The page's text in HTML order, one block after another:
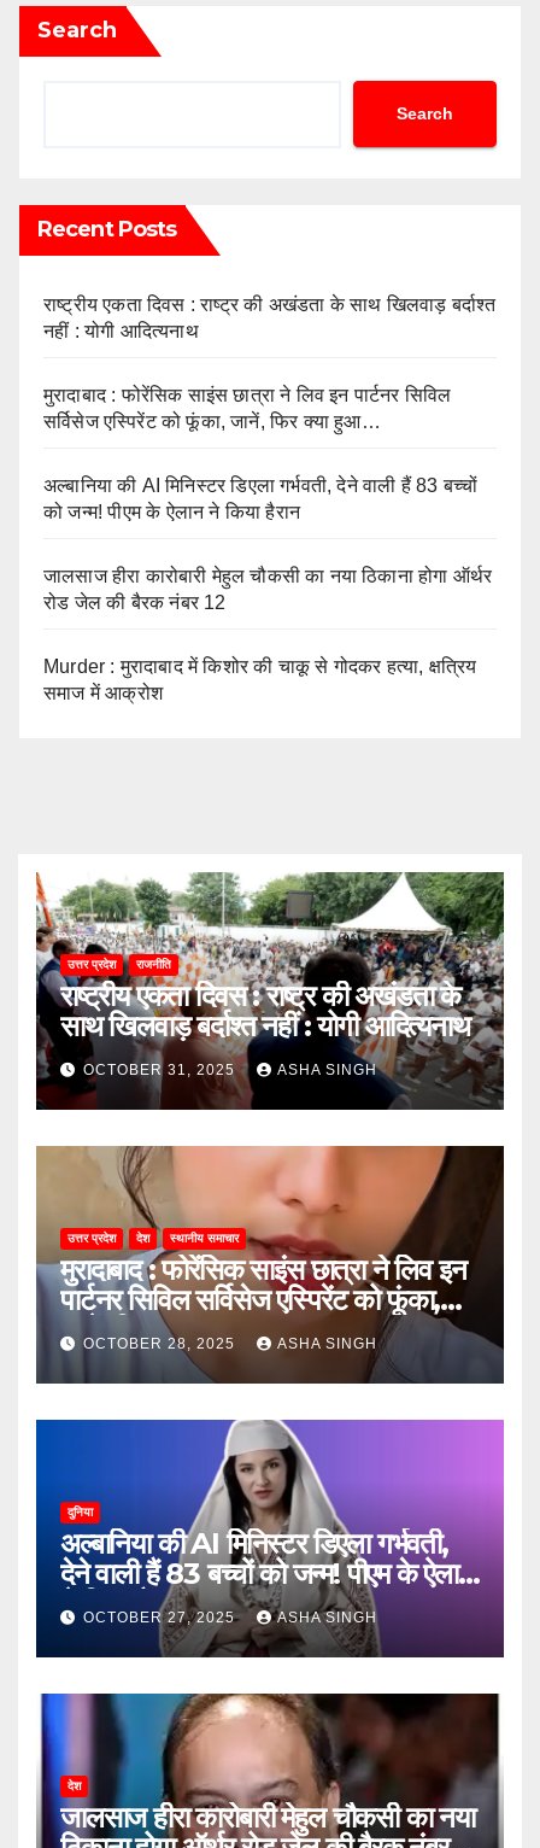
Search
Search
Recent Posts
राष्ट्रीय एकता दिवस : राष्ट्र की अखंडता के साथ खिलवाड़ बर्दाश्त
नहीं : योगी आदित्यनाथ
मुरादाबाद : फोरेंसिक साइंस छात्रा ने लिव इन पार्टनर सिविल
सर्विसेज एस्पिरेंट को फूंका, जानें, फिर क्या हुआ…
अल्बानिया की AI मिनिस्‍टर डिएला गर्भवती, देने वाली हैं 83 बच्चों
को जन्‍म! पीएम के ऐलान ने किया हैरान
जालसाज हीरा कारोबारी मेहुल चौकसी का नया ठिकाना होगा ऑर्थर
रोड जेल की बैरक नंबर 12
Murder : मुरादाबाद में किशोर की चाकू से गोदकर हत्या, क्षत्रिय
समाज में आक्रोश
उत्तर प्रदेश राजनीति
राष्ट्रीय एकता दिवस : राष्ट्र की अखंडता के
साथ खिलवाड़ बर्दाश्त नहीं : योगी आदित्यनाथ
OCTOBER 31, 2025 ASHA SINGH
उत्तर प्रदेश देश स्थानीय समाचार
मुरादाबाद : फोरेंसिक साइंस छात्रा ने लिव इन
पार्टनर सिविल सर्विसेज एस्पिरेंट को फूंका,
जानें, फिर क्या हुआ…
OCTOBER 28, 2025 ASHA SINGH
दुनिया
अल्बानिया की AI मिनिस्‍टर डिएला गर्भवती,
देने वाली हैं 83 बच्चों को जन्‍म! पीएम के ऐलान
ने किया हैरान
OCTOBER 27, 2025 ASHA SINGH
देश
जालसाज हीरा कारोबारी मेहुल चौकसी का नया